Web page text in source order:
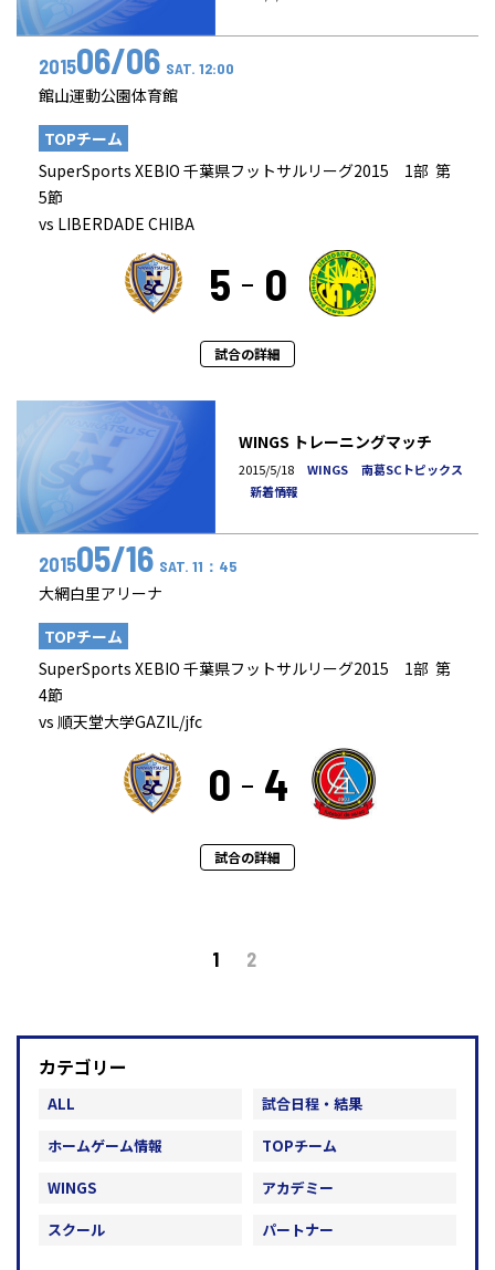
201506/06 SAT. 12:00
館山運動公園体育館
TOPチーム
SuperSports XEBIO 千葉県フットサルリーグ2015 1部 第
5節
vs LIBERDADE CHIBA
5 0
試合の詳細
WINGS トレーニングマッチ
2015/5/18 WINGS
南葛SCトピックス
新着情報
201505/16 SAT. 11：45
大網白里アリーナ
TOPチーム
SuperSports XEBIO 千葉県フットサルリーグ2015 1部 第
4節
vs 順天堂大学GAZIL/jfc
0 4
試合の詳細
1 2
カテゴリー
ALL
試合日程・結果
ホームゲーム情報
TOPチーム
WINGS
アカデミー
スクール
パートナー